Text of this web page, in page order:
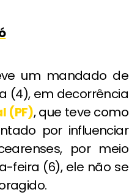
um mandado de
(4), em decorrência
(PF), que teve como
por influenciar
por meio
feira (6), ele não se